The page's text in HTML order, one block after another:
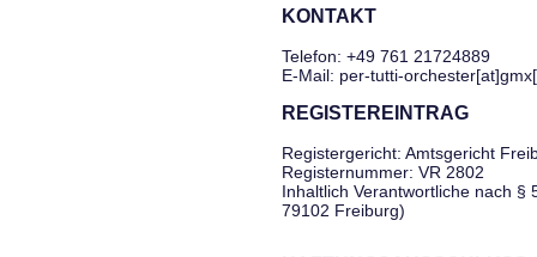
KONTAKT
Telefon: +49 761 21724889
E-Mail: per-tutti-
REGISTEREINTRAG
Registergericht: Amtsgericht
Registernummer: VR 2802
Inhaltlich Verantwortliche nach §
79102 Freiburg)